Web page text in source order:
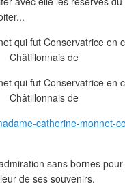
catherine-monnet-
sans bornes
de ses souvenirs.